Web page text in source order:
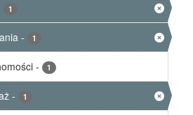
1
- 1
- 1
- 1